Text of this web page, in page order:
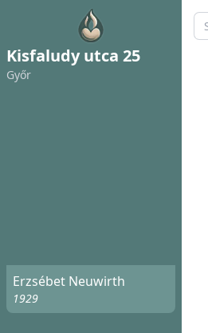
Kisfaludy utca 25
Győr
Erzsébet Neuwirth
1929